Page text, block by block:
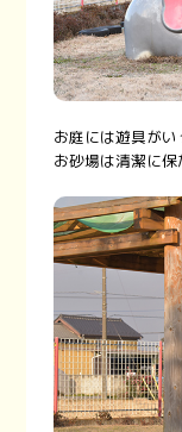
お庭には遊具がい
お砂場は清潔に保